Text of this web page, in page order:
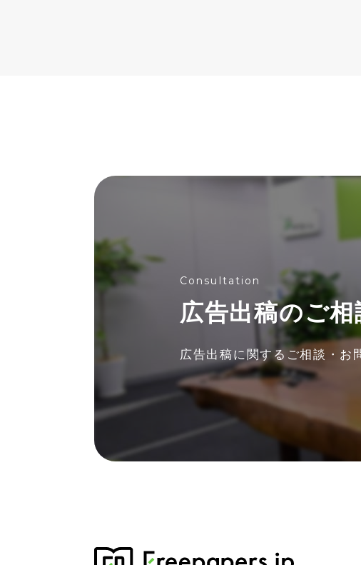
Consultation
広告出稿のご相
広告出稿に関する ご相談・お